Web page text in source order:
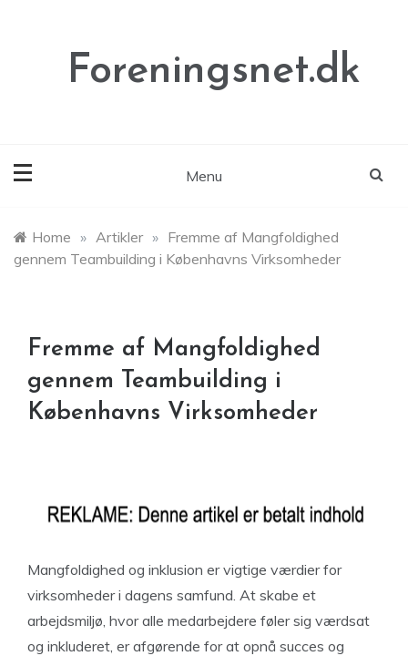
Foreningsnet.dk
Menu
Home » Artikler » Fremme af Mangfoldighed
gennem Teambuilding i Københavns Virksomheder
Fremme af Mangfoldighed
gennem Teambuilding i
Københavns Virksomheder
Mangfoldighed og inklusion er vigtige værdier for
virksomheder i dagens samfund. At skabe et
arbejdsmiljø, hvor alle medarbejdere føler sig værdsat
og inkluderet, er afgørende for at opnå succes og